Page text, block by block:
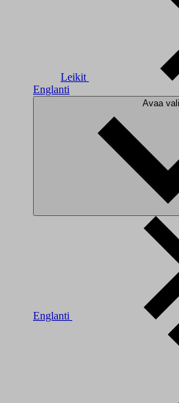
Leikit
Englanti
Avaa
Englanti